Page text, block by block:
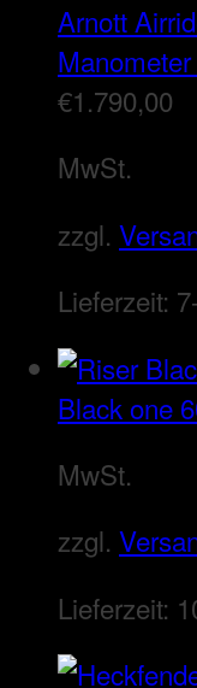
Arnott
€1.790,00
MwSt.
zzgl.
Lieferzeit:
Black one
MwSt.
zzgl.
Lieferzeit: